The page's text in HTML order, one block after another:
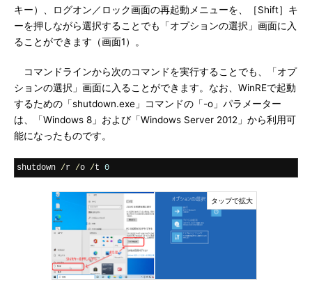
キー）、ログオン／ロック画面の再起動メニューを、［Shift］キ
ーを押しながら選択することでも「オプションの選択」画面に入
ることができます（画面1）。
コマンドラインから次のコマンドを実行することでも、「オプ
ションの選択」画面に入ることができます。なお、WinREで起動
するための「shutdown.exe」コマンドの「-o」パラメーター
は、「Windows 8」および「Windows Server 2012」から利用可
能になったものです。
shutdown /r /o /t 0